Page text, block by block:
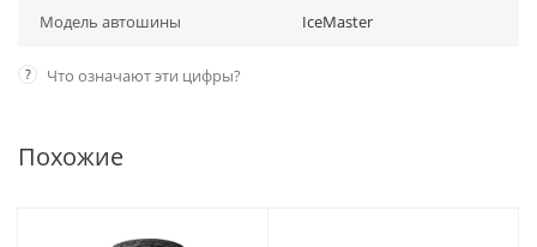
Модель автошины IceMaster
? Что означают эти цифры?
Похожие